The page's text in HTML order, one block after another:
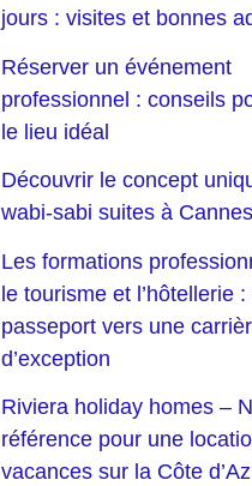
jours : visites et bonnes
Réserver un événement
professionnel : conseils
le lieu idéal
Découvrir le concept
wabi-sabi suites à Cannes
Les formations
le tourisme et l’hôtellerie
passeport vers une
d’exception
Riviera holiday homes –
référence pour une
vacances sur la Côte